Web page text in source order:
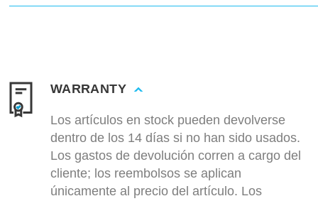
WARRANTY
Los artículos en stock pueden devolverse
dentro de los 14 días si no han sido usados.
Los gastos de devolución corren a cargo del
cliente; los reembolsos se aplican
únicamente al precio del artículo. Los